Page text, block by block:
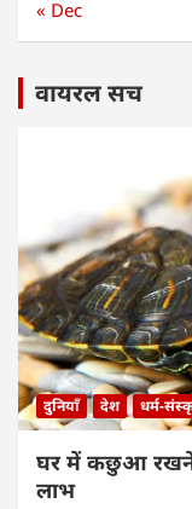
« Dec
वायरल सच
दुनियाँ देश धर्म-
घर में कछुआ रखने से
लाभ